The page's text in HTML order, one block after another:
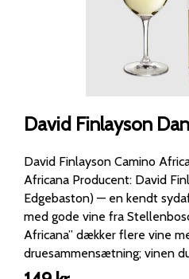
David Finlayson
David Finlayson Camino
Africana Producent: David
Edgebaston) — en kendt
med gode vine fra Stellenbosch. Serien
Africana” dækker flere vine
druesammensætning; vinen
variant, kan være hvid eller rød. Den udgave jeg har